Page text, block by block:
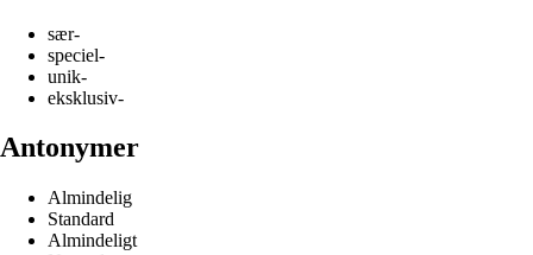
sær-
speciel-
unik-
eksklusiv-
Antonymer
Almindelig
Standard
Almindeligt